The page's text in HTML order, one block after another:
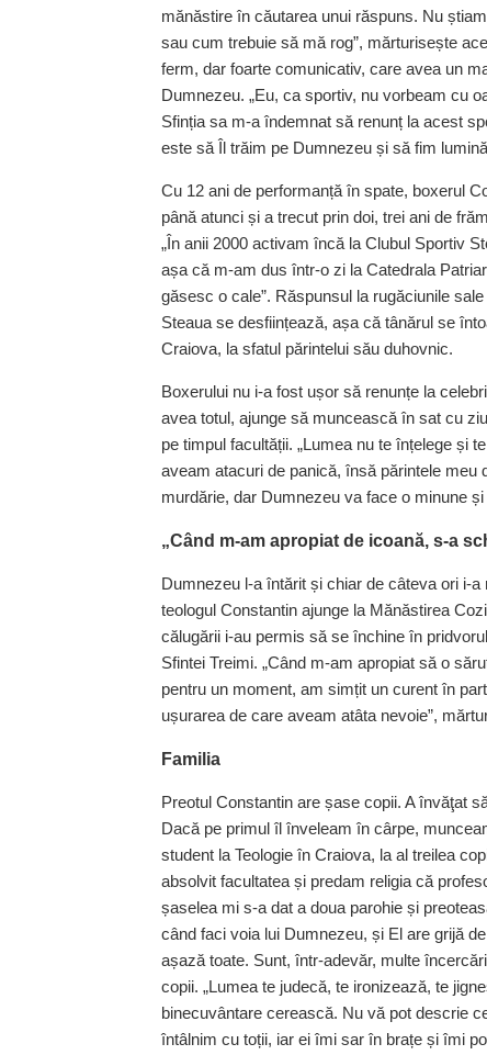
mănăstire în căutarea unui răspuns. Nu
sau cum trebuie să mă rog”, mărturisește
ferm, dar foarte comunicativ, care avea un
Dumnezeu. „Eu, ca sportiv, nu vorbeam cu
Sfinția sa m-a îndemnat să renunț la acest
este să Îl trăim pe Dumnezeu și să fim
Cu 12 ani de performanță în spate, boxerul
până atunci și a trecut prin doi, trei ani de
„În anii 2000 activam încă la Clubul Sportiv
așa că m-am dus într-o zi la Catedrala
găsesc o cale”. Răspunsul la rugăciunile
Steaua se desființează, așa că tânărul se
Craiova, la sfatul părintelui său duhovnic.
Boxerului nu i-a fost ușor să renunțe la
avea totul, ajunge să muncească în sat cu
pe timpul facultății. „Lumea nu te înțelege și
aveam atacuri de panică, însă părintele
murdărie, dar Dumnezeu va face o minune
„Când m-am apropiat de icoană, s-a
Dumnezeu l-a întărit și chiar de câteva ori i-
teologul Constantin ajunge la Mănăstirea
călugării i-au permis să se închine în
Sfintei Treimi. „Când m-am apropiat să o
pentru un moment, am simțit un curent în
ușurarea de care aveam atâta nevoie”,
Familia
Preotul Constantin are șase copii. A învăţat
Dacă pe primul îl înveleam în cârpe,
student la Teologie în Craiova, la al treilea
absolvit facultatea și predam religia că
șaselea mi s-a dat a doua parohie și
când faci voia lui Dumnezeu, și El are grijă
așază toate. Sunt, într-adevăr, multe
copii. „Lumea te judecă, te ironizează, te
binecuvântare cerească. Nu vă pot descrie
întâlnim cu toții, iar ei îmi sar în brațe și îmi